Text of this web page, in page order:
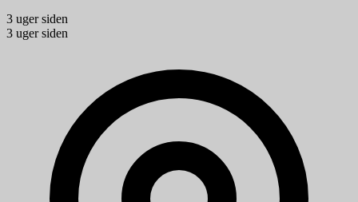
3 uger siden
3 uger siden